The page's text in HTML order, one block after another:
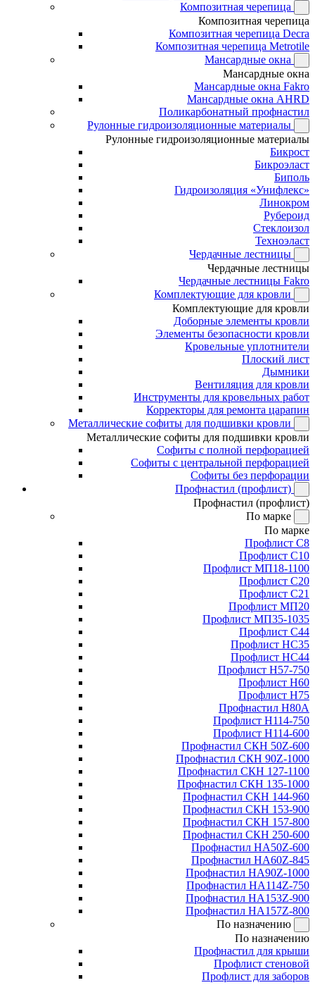
Композитная черепица
Композитная черепица
Композитная черепица Decra
Композитная черепица Metrotile
Мансардные окна
Мансардные окна
Мансардные окна Fakro
Мансардные окна AHRD
Поликарбонатный профнастил
Рулонные гидроизоляционные материалы
Рулонные гидроизоляционные материалы
Бикрост
Бикроэласт
Биполь
Гидроизоляция «Унифлекс»
Линокром
Рубероид
Стеклоизол
Техноэласт
Чердачные лестницы
Чердачные лестницы
Чердачные лестницы Fakro
Комплектующие для кровли
Комплектующие для кровли
Доборные элементы кровли
Элементы безопасности кровли
Кровельные уплотнители
Плоский лист
Дымники
Вентиляция для кровли
Инструменты для кровельных работ
Корректоры для ремонта царапин
Металлические софиты для подшивки кровли
Металлические софиты для подшивки кровли
Софиты с полной перфорацией
Софиты с центральной перфорацией
Софиты без перфорации
Профнастил (профлист)
Профнастил (профлист)
По марке
По марке
Профлист С8
Профлист С10
Профлист МП18-1100
Профлист С20
Профлист С21
Профлист МП20
Профлист МП35-1035
Профлист С44
Профлист НС35
Профлист НС44
Профлист Н57-750
Профлист Н60
Профлист Н75
Профнастил Н80А
Профлист Н114-750
Профлист Н114-600
Профнастил СКН 50Z-600
Профнастил СКН 90Z-1000
Профнастил СКН 127-1100
Профнастил СКН 135-1000
Профнастил СКН 144-960
Профнастил СКН 153-900
Профнастил СКН 157-800
Профнастил СКН 250-600
Профнастил НА50Z-600
Профнастил НА60Z-845
Профнастил НА90Z-1000
Профнастил НА114Z-750
Профнастил НА153Z-900
Профнастил НА157Z-800
По назначению
По назначению
Профнастил для крыши
Профлист стеновой
Профлист для заборов